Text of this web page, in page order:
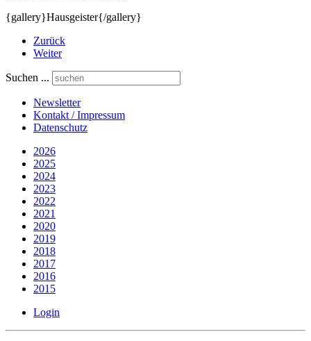
{gallery}Hausgeister{/gallery}
Zurück
Weiter
Suchen ...
Newsletter
Kontakt / Impressum
Datenschutz
2026
2025
2024
2023
2022
2021
2020
2019
2018
2017
2016
2015
Login